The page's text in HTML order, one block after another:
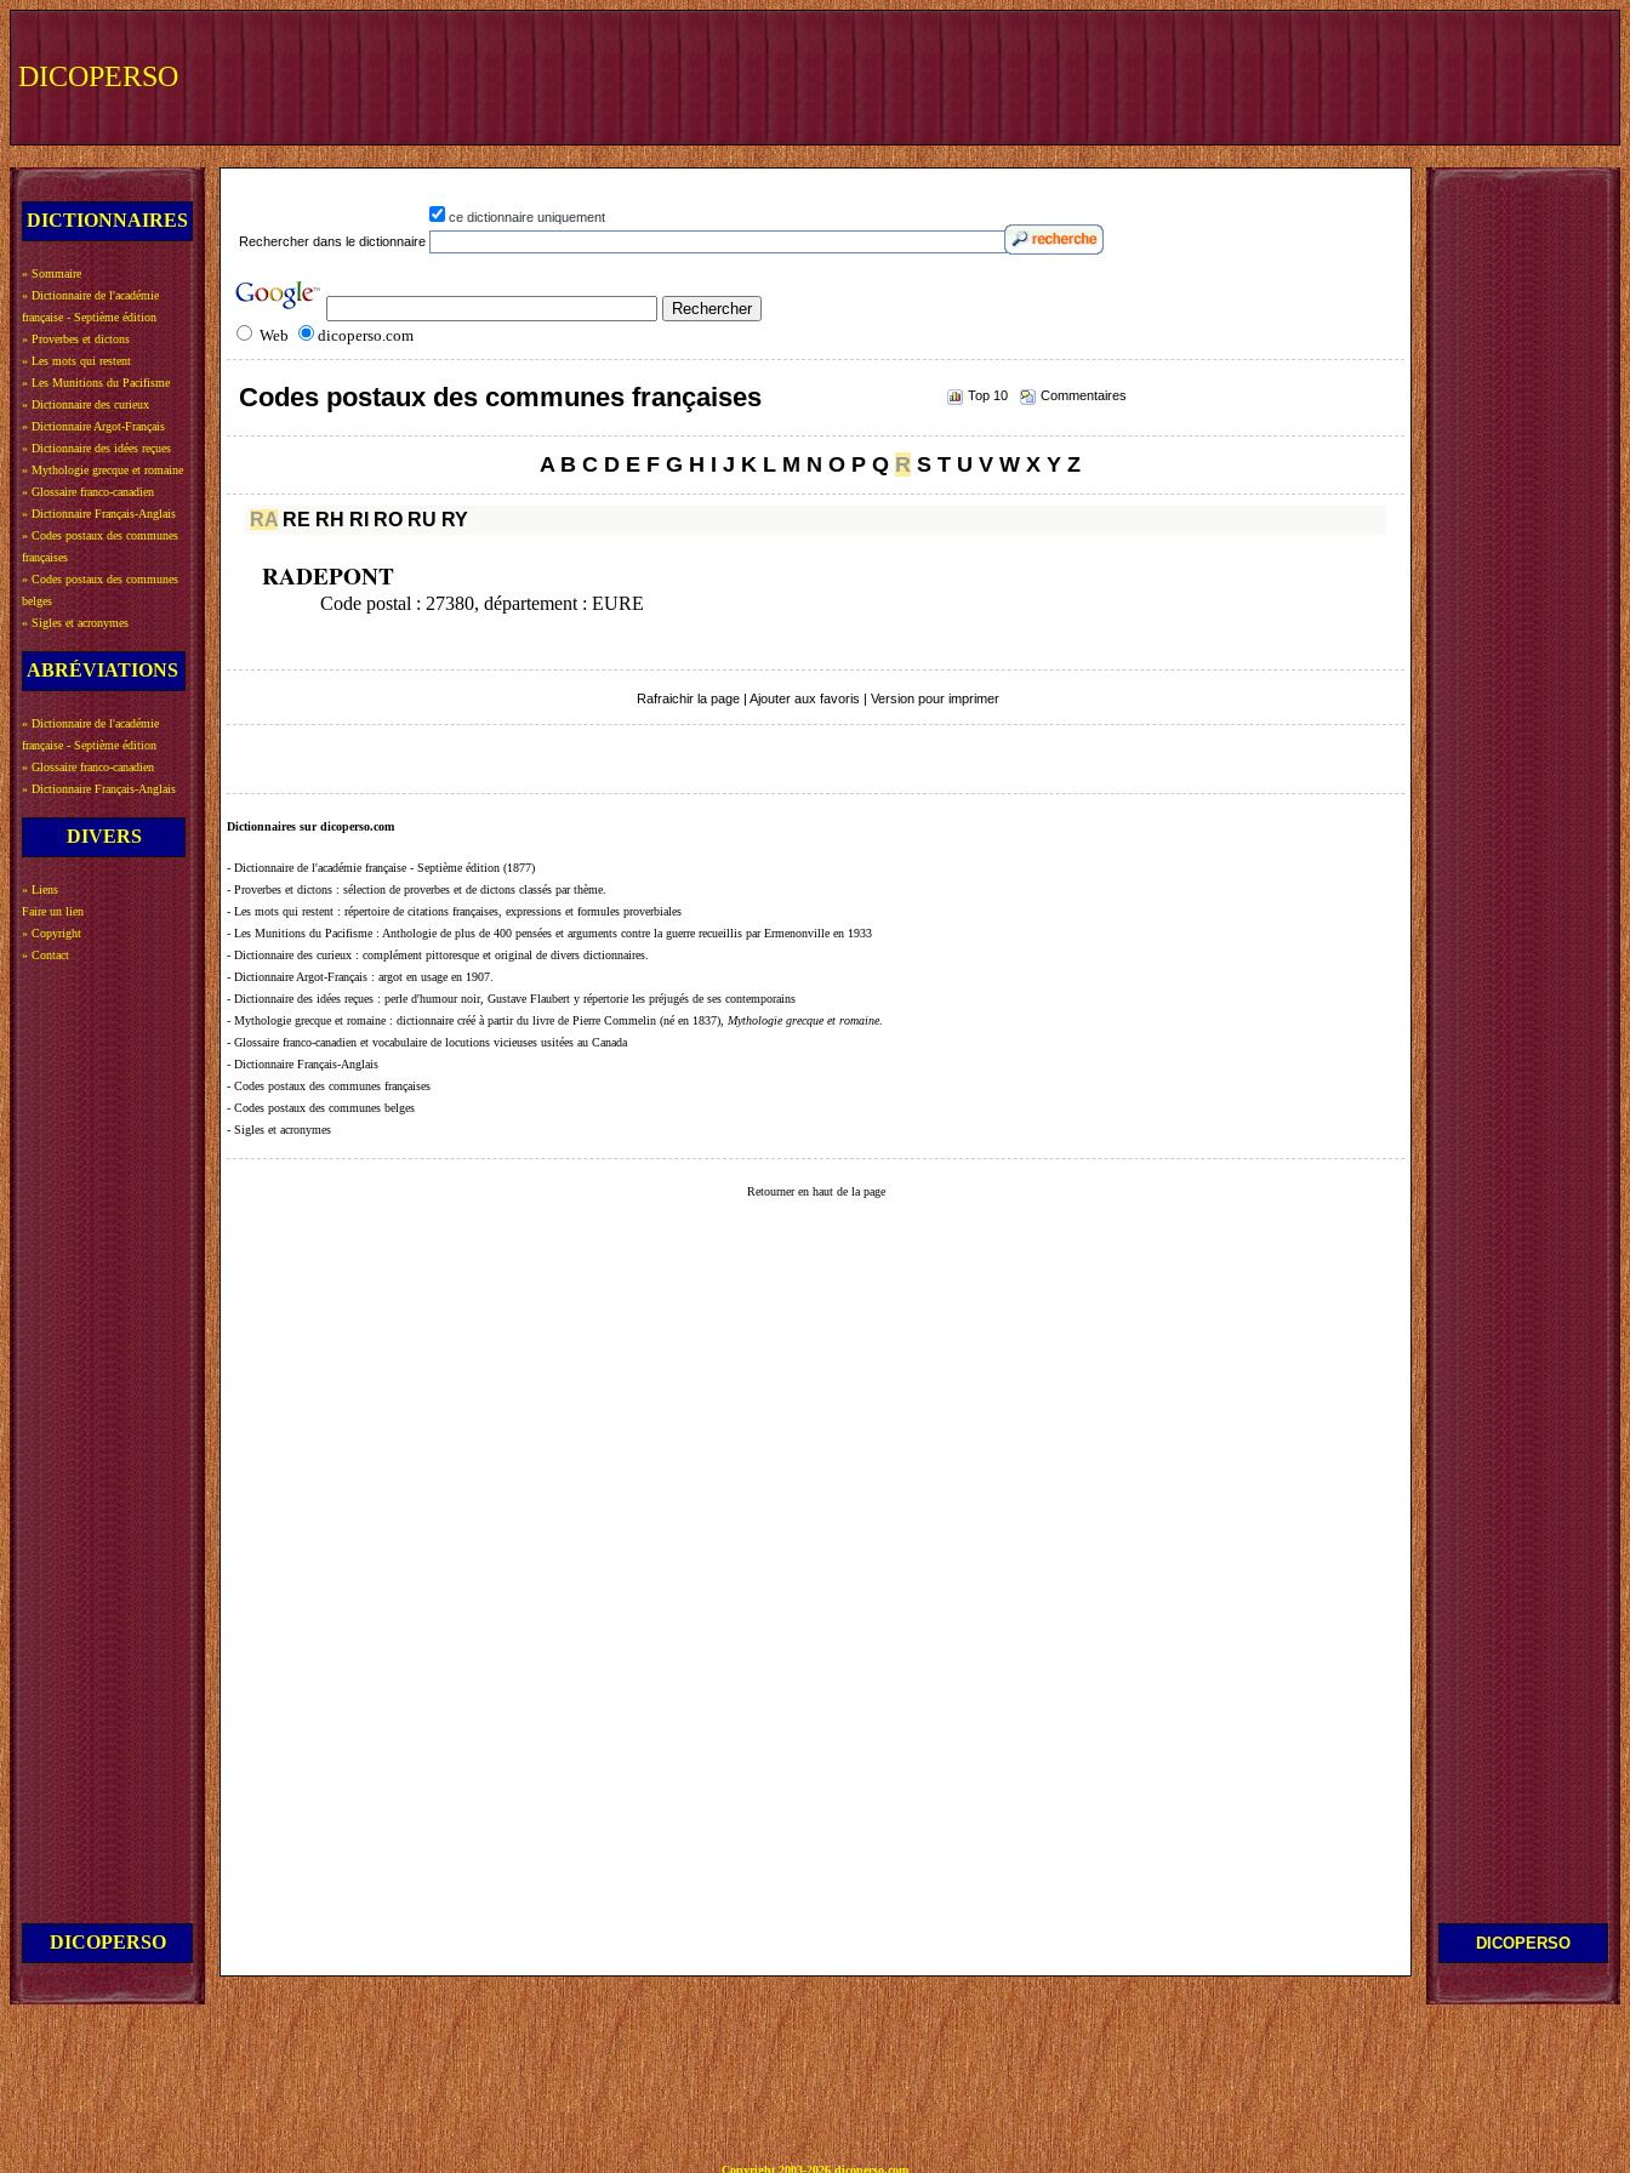
DICOPERSO
DICTIONNAIRES
» Sommaire
» Dictionnaire de l'académie
française - Septième édition
» Proverbes et dictons
» Les mots qui restent
» Les Munitions du Pacifisme
» Dictionnaire des curieux
» Dictionnaire Argot-Français
» Dictionnaire des idées reçues
» Mythologie grecque et romaine
» Glossaire franco-canadien
» Dictionnaire Français-Anglais
» Codes postaux des communes
françaises
» Codes postaux des communes
belges
» Sigles et acronymes
ABRÉVIATIONS
» Dictionnaire de l'académie
française - Septième édition
» Glossaire franco-canadien
» Dictionnaire Français-Anglais
DIVERS
» Liens
Faire un lien
» Copyright
» Contact
DICOPERSO
ce dictionnaire uniquement
Rechercher dans le dictionnaire
Web dicoperso.com
Codes postaux des communes françaises Top 10 Commentaires
A B C D E F G H I J K L M N O P Q R S T U V W X Y Z
RA RE RH RI RO RU RY
RADEPONT
Code postal : 27380, département : EURE
Rafraichir la page | Ajouter aux favoris | Version pour imprimer
Dictionnaires sur dicoperso.com
- Dictionnaire de l'académie française - Septième édition (1877)
- Proverbes et dictons : sélection de proverbes et de dictons classés par thème.
- Les mots qui restent : répertoire de citations françaises, expressions et formules proverbiales
- Les Munitions du Pacifisme : Anthologie de plus de 400 pensées et arguments contre la guerre recueillis par Ermenonville en 1933
- Dictionnaire des curieux : complément pittoresque et original de divers dictionnaires.
- Dictionnaire Argot-Français : argot en usage en 1907.
- Dictionnaire des idées reçues : perle d'humour noir, Gustave Flaubert y répertorie les préjugés de ses contemporains
- Mythologie grecque et romaine : dictionnaire créé à partir du livre de Pierre Commelin (né en 1837), Mythologie grecque et romaine.
- Glossaire franco-canadien et vocabulaire de locutions vicieuses usitées au Canada
- Dictionnaire Français-Anglais
- Codes postaux des communes françaises
- Codes postaux des communes belges
- Sigles et acronymes
Retourner en haut de la page
DICOPERSO
Copyright 2003-2026 dicoperso.com